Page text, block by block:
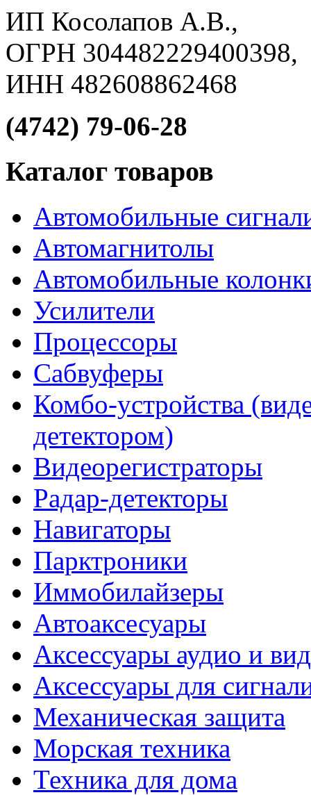
ИП Косолапов А.В.,
ОГРН 304482229400398,
ИНН 482608862468
(4742) 79-06-28
Каталог товаров
Автомобильные
Автомагнитолы
Автомобильные
Усилители
Процессоры
Сабвуферы
Комбо-устройства
детектором)
Видеорегистраторы
Радар-детекторы
Навигаторы
Парктроники
Иммобилайзеры
Автоаксесуары
Аксессуары аудио и
Аксессуары для
Механическая защита
Морская техника
Техника для дома